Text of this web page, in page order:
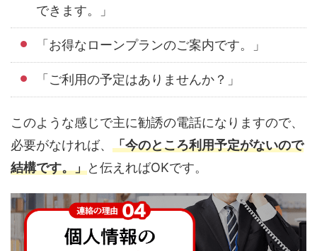
できます。」
「お得なローンプランのご案内です。」
「ご利用の予定はありませんか？」
このような感じで主に勧誘の電話になりますので、
必要がなければ、 「今のところ利用予定がないので
結構です。」と伝えればOKです。